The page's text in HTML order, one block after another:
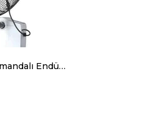
Kampa Duvar Tipi Kumandalı Endüstriyel Su Buharlı Vantilatör Açık Alan Serinletme Vantilatörü FB50R (LC005R)